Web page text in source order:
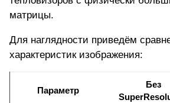
матрицы.
Для наглядности приведём
характеристик изображения:
Параметр
Без